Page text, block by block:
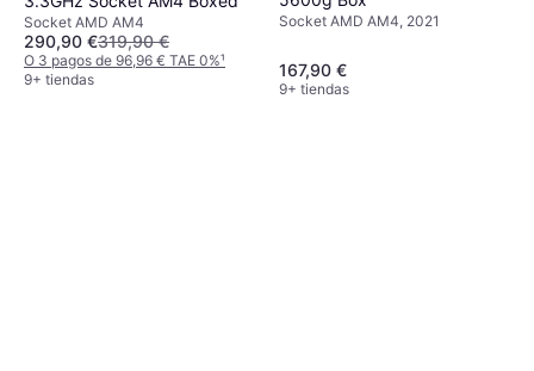
Socket AMD AM4
290,90 €319,90 €
O 3 pagos de 96,96 € TAE 0%¹
9+ tiendas
Socket AMD AM4, 2021
167,90 €
9+ tiendas